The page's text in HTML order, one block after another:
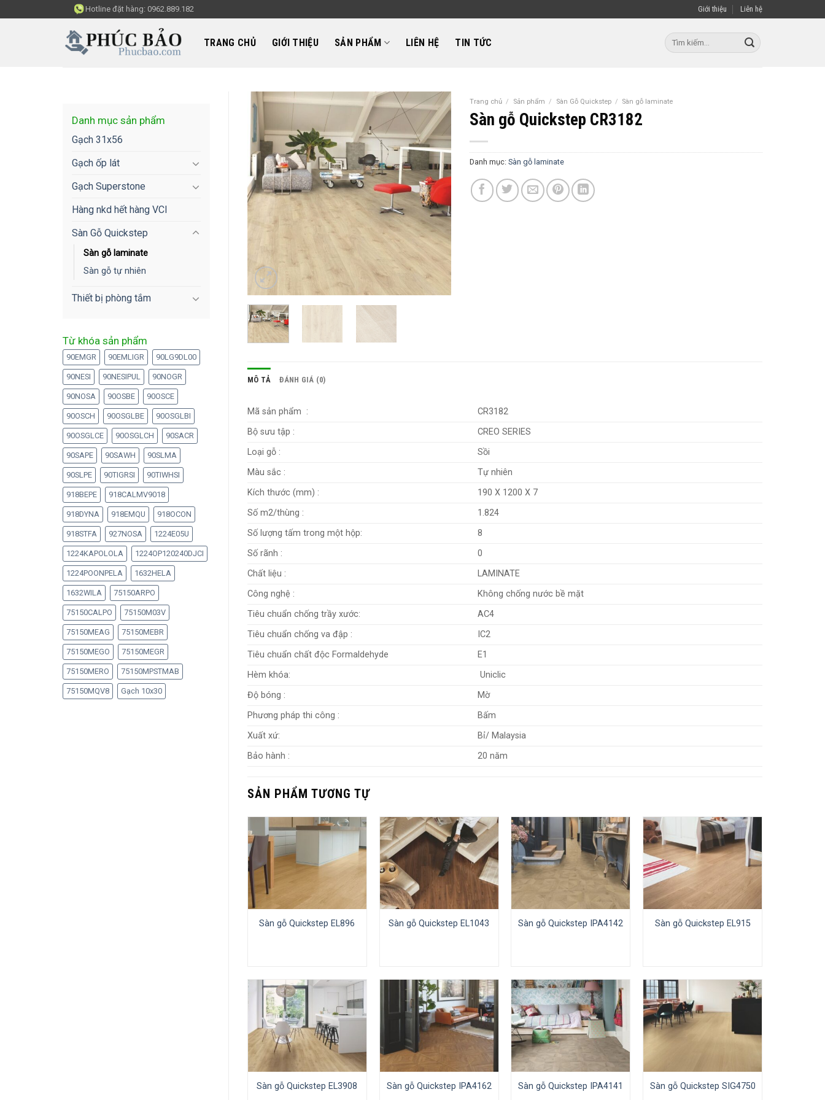
to
Hotline đặt hàng: 0962.889.182 Giới thiệu Liên hệ
TRANG CHỦ GIỚI THIỆU SẢN PHẨM LIÊN HỆ TIN TỨC
Tìm
kiếm:
Danh mục sản phẩm
Gạch 31x56
Gạch ốp lát
Gạch Superstone
Hàng nkd hết hàng VCI
Sàn Gỗ Quickstep
Sàn gỗ laminate
Sàn gỗ tự nhiên
Thiết bị phòng tắm
Từ khóa sản phẩm
90EMGR 90EMLIGR 90LG9DL00
90NESI 90NESIPUL 90NOGR
90NOSA 90OSBE 90OSCE
90OSCH 90OSGLBE 90OSGLBI
90OSGLCE 90OSGLCH 90SACR
90SAPE 90SAWH 90SLMA
90SLPE 90TIGRSI 90TIWHSI
918BEPE 918CALMV9018
918DYNA 918EMQU 918OCON
918STFA 927NOSA 1224E05U
1224KAPOLOLA 1224OP120240DJCI
1224POONPELA 1632HELA
1632WILA 75150ARPO
75150CALPO 75150M03V
75150MEAG 75150MEBR
75150MEGO 75150MEGR
75150MERO 75150MPSTMAB
75150MQV8 Gạch 10x30
Trang chủ / Sản phẩm / Sàn Gỗ Quickstep / Sàn gỗ laminate
Sàn gỗ Quickstep CR3182
Danh mục:Sàn gỗ laminate
MÔ TẢ ĐÁNH GIÁ (0)
Mã sản phẩm :
CR3182
Bộ sưu tập :
CREO SERIES
Loại gỗ :
Sồi
Màu sắc :
Tự nhiên
Kích thước (mm) :
190 X 1200 X 7
Số m2/thùng :
1.824
Số lượng tấm trong một hộp:
8
Số rãnh :
0
Chất liệu :
LAMINATE
Công nghệ :
Không chống nước bề mặt
Tiêu chuẩn chống trầy xước:
AC4
Tiêu chuẩn chống va đập :
IC2
Tiêu chuẩn chất độc Formaldehyde
E1
Hèm khóa:
Uniclic
Độ bóng :
Mờ
Phương pháp thi công :
Bấm
Xuất xứ:
Bỉ/ Malaysia
Bảo hành :
20 năm
SẢN PHẨM TƯƠNG TỰ
Sàn gỗ Quickstep EL896 Sàn gỗ Quickstep EL1043 Sàn gỗ Quickstep IPA4142 Sàn gỗ Quickstep EL915
Sàn gỗ Quickstep EL3908 Sàn gỗ Quickstep IPA4162 Sàn gỗ Quickstep IPA4141 Sàn gỗ Quickstep SIG4750